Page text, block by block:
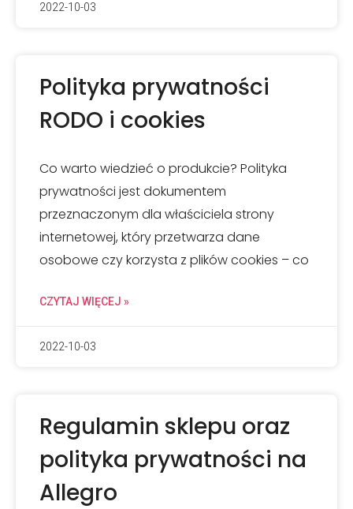
2022-10-03
Polityka prywatności
RODO i cookies
Co warto wiedzieć o produkcie? Polityka
prywatności jest dokumentem
przeznaczonym dla właściciela strony
internetowej, który przetwarza dane
osobowe czy korzysta z plików cookies – co
CZYTAJ WIĘCEJ »
2022-10-03
Regulamin sklepu oraz
polityka prywatności na
Allegro